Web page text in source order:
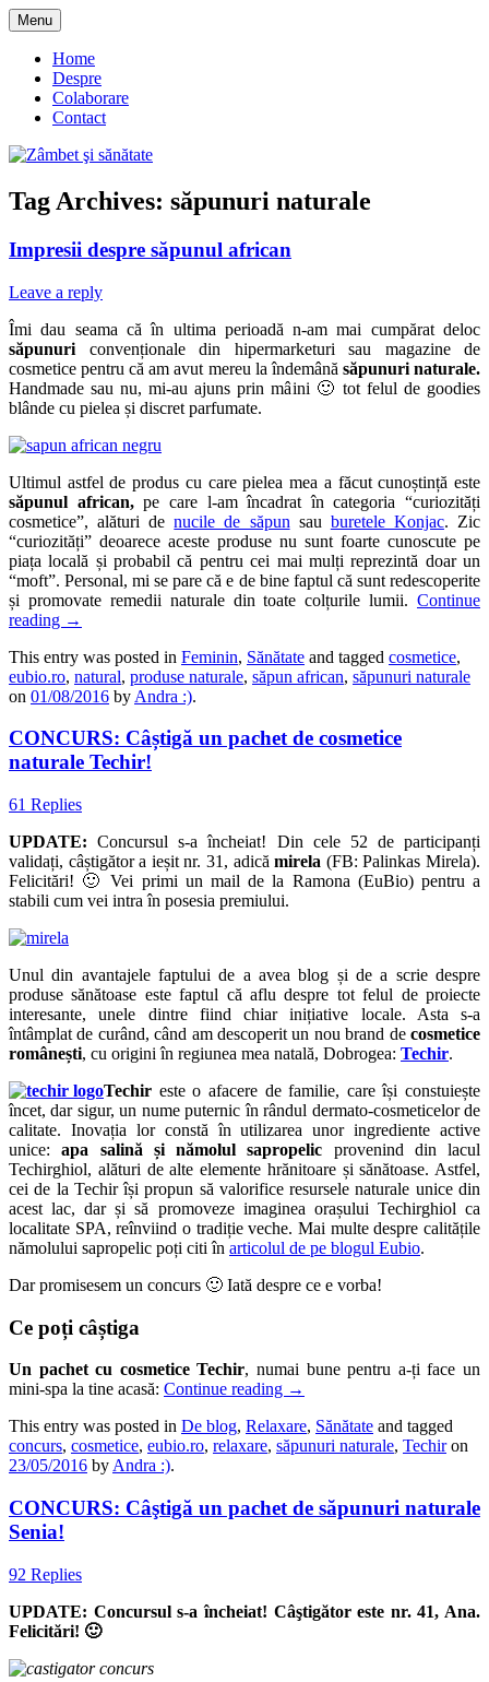
Skip
to
content
Zâmbet şi sănătate
Menu
Home
Despre
Colaborare
Contact
Tag Archives: săpunuri naturale
Impresii despre săpunul african
Leave a reply
Îmi dau seama că în ultima perioadă n-am mai cumpărat deloc
săpunuri convenționale din hipermarketuri sau magazine de
cosmetice pentru că am avut mereu la îndemână săpunuri naturale.
Handmade sau nu, mi-au ajuns prin mâini 🙂 tot felul de goodies
blânde cu pielea și discret parfumate.
Ultimul astfel de produs cu care pielea mea a făcut cunoștință este
săpunul african,pe care l-am încadrat în categoria “curiozități
cosmetice”, alături denucile de săpun sau buretele Konjac. Zic
“curiozități” deoarece aceste produse nu sunt foarte cunoscute pe
piața locală și probabil că pentru cei mai mulți reprezintă doar un
“moft”. Personal, mi se pare că e de bine faptul că sunt redescoperite
și promovate remedii naturale din toate colțurile lumii. Continue
reading →
This entry was posted in Feminin, Sănătate and tagged cosmetice,
eubio.ro, natural, produse naturale, săpun african, săpunuri naturale
on 01/08/2016 by Andra :).
CONCURS: Câștigă un pachet de cosmetice
naturale Techir!
61 Replies
UPDATE: Concursul s-a încheiat! Din cele 52 de participanți
validați, câștigător a ieșit nr. 31, adică mirela (FB: Palinkas Mirela).
Felicitări! 🙂 Vei primi un mail de la Ramona (EuBio) pentru a
stabili cum vei intra în posesia premiului.
Unul din avantajele faptului de a avea blog și de a scrie despre
produse sănătoase este faptul că aflu despre tot felul de proiecte
interesante, unele dintre fiind chiar inițiative locale. Asta s-a
întâmplat de curând, când am descoperit un nou brand de cosmetice
românești, cu origini în regiunea mea natală, Dobrogea: Techir.
Techir este o afacere de familie, care își constuiește
încet, dar sigur, un nume puternic în rândul dermato-cosmeticelor de
calitate. Inovația lor constă în utilizarea unor ingrediente active
unice:apa salină și nămolul sapropelic provenind din lacul
Techirghiol, alături de alte elemente hrănitoare și sănătoase. Astfel,
cei de la Techir își propun să valorifice resursele naturale unice din
acest lac, dar și să promoveze imaginea orașului Techirghiol ca
localitate SPA, reînviind o tradiție veche. Mai multe despre calitățile
nămolului sapropelic poți citi în articolul de pe blogul Eubio.
Dar promisesem un concurs 🙂 Iată despre ce e vorba!
Ce poți câștiga
Un pachet cu cosmetice Techir, numai bune pentru a-ți face un
mini-spa la tine acasă: Continue reading →
This entry was posted in De blog, Relaxare, Sănătate and tagged
concurs, cosmetice, eubio.ro, relaxare, săpunuri naturale, Techiron
23/05/2016 byAndra :).
CONCURS: Câştigă un pachet de săpunuri naturale
Senia!
92 Replies
UPDATE: Concursul s-a încheiat! Câştigător este nr. 41, Ana.
Felicitări! 🙂